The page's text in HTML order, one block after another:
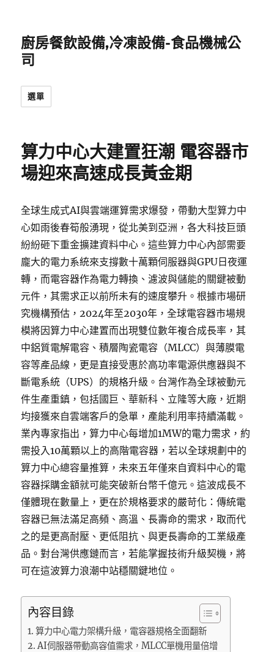
廚房餐飲設備,冷凍設備-食品機械公
司
選單
算力中心大建置狂潮 電容器市
場迎來高速成長黃金期
全球生成式AI與雲端運算需求爆發，帶動大型算力中
心如雨後春筍般湧現，從北美到亞洲，各大科技巨頭
紛紛砸下重金擴建資料中心。這些算力中心內部需要
龐大的電力系統來支撐數十萬顆伺服器與GPU日夜運
轉，而電容器作為電力轉換、濾波與儲能的關鍵被動
元件，其需求正以前所未有的速度攀升。根據市場研
究機構預估，2024年至2030年，全球電容器市場規
模將因算力中心建置而出現雙位數年複合成長率，其
中鋁質電解電容、積層陶瓷電容（MLCC）與薄膜電
容等產品線，更是直接受惠於高功率電源供應器與不
斷電系統（UPS）的規格升級。台灣作為全球被動元
件生產重鎮，包括國巨、華新科、立隆等大廠，近期
均接獲來自雲端客戶的急單，產能利用率持續滿載。
業內專家指出，算力中心每增加1MW的電力需求，約
需投入10萬顆以上的高階電容器，若以全球規劃中的
算力中心總容量推算，未來五年僅來自資料中心的電
容器採購金額就可能突破新台幣千億元。這波成長不
僅體現在數量上，更在於規格要求的嚴苛化：傳統電
容器已無法滿足高頻、高溫、長壽命的需求，取而代
之的是更高耐壓、更低阻抗、與更長壽命的工業級產
品。對台灣供應鏈而言，若能掌握技術升級契機，將
可在這波算力浪潮中站穩關鍵地位。
內容目錄
算力中心電力架構升級，電容器規格全面翻新
AI伺服器帶動高容值需求，MLCC單機用量倍增